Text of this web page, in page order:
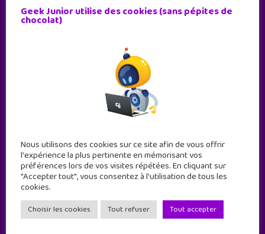
Geek Junior est le premier site de culture numérique
à destination des adolescents.
Geek Junior utilise des cookies (sans pépites de
chocolat)
Nous utilisons des cookies sur ce site afin de vous offrir
l'expérience la plus pertinente en mémorisant vos
préférences lors de vos visites répétées. En cliquant sur
"Accepter tout", vous consentez à l'utilisation de tous les
cookies.
Choisir les cookies Tout refuser Tout accepter